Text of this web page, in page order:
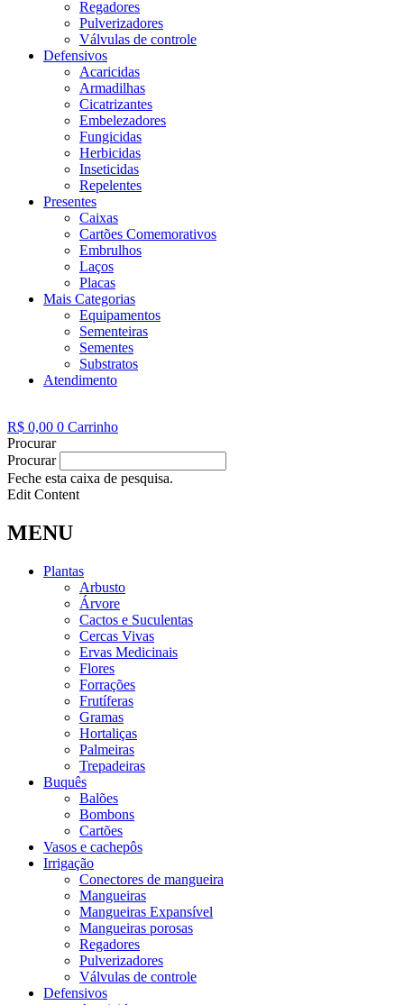
Regadores
Pulverizadores
Válvulas de controle
Defensivos
Acaricidas
Armadilhas
Cicatrizantes
Embelezadores
Fungicidas
Herbicidas
Inseticidas
Repelentes
Presentes
Caixas
Cartões Comemorativos
Embrulhos
Laços
Placas
Mais Categorias
Equipamentos
Sementeiras
Sementes
Substratos
Atendimento
R$ 0,00 0 Carrinho
Procurar
Procurar
Feche esta caixa de pesquisa.
Edit Content
MENU
Plantas
Arbusto
Árvore
Cactos e Suculentas
Cercas Vivas
Ervas Medicinais
Flores
Forrações
Frutíferas
Gramas
Hortaliças
Palmeiras
Trepadeiras
Buquês
Balões
Bombons
Cartões
Vasos e cachepôs
Irrigação
Conectores de mangueira
Mangueiras
Mangueiras Expansível
Mangueiras porosas
Regadores
Pulverizadores
Válvulas de controle
Defensivos